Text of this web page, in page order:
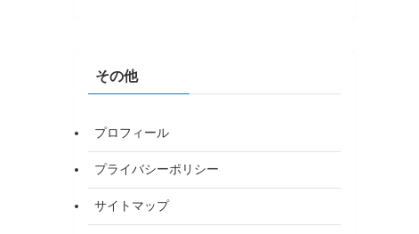
その他
プロフィール
プライバシーポリシー
サイトマップ